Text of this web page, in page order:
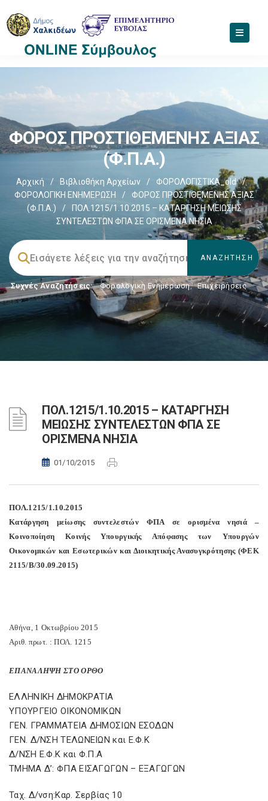
ΦΟΡΟΣ ΠΡΟΣΤΙΘΕΜΕΝΗΣ ΑΞΙΑΣ
(Φ.Π.Α.)
Αρχική / Βιβλιοθήκη Αρχείων / ΦΟΡΟΛΟΓΙΣΤΙΚΑ_old
/
ΦΟΡΟΛΟΓΙΚΗ ΕΝΗΜΕΡΩΣΗ
/
ΦΟΡΟΣ ΠΡΟΣΤΙΘΕΜΕΝΗΣ ΑΞΙΑΣ
(Φ.Π.Α.)
/
ΠΟΛ.1215/1.10.2015 – ΚΑΤΑΡΓΗΣΗ ΜΕΙΩΣΗΣ
ΣΥΝΤΕΛΕΣΤΩΝ ΦΠΑ ΣΕ ΟΡΙΣΜΕΝΑ ΝΗΣΙΑ
Συχνές Αναζητήσεις: Φορολογικη Ενημέρωση, Επιχειρήσεις
ΠΟΛ.1215/1.10.2015 – ΚΑΤΑΡΓΗΣΗ
ΜΕΙΩΣΗΣ ΣΥΝΤΕΛΕΣΤΩΝ ΦΠΑ ΣΕ
ΟΡΙΣΜΕΝΑ ΝΗΣΙΑ
01/10/2015
ΠΟΛ.1215/1.10.2015
Κατάργηση μείωσης συντελεστών ΦΠΑ σε ορισμένα νησιά –
Κοινοποίηση Κοινής Υπουργικής Απόφασης των Υπουργών
Οικονομικών και Εσωτερικών και Διοικητικής Ανασυγκρότησης (ΦΕΚ
2115/Β/30.09.2015)
Αθήνα, 1 Οκτωβρίου 2015
Αριθ. πρωτ. : ΠΟΛ. 1215
ΕΠΑΝΑΛΗΨΗ ΣΤΟ ΟΡΘΟ
ΕΛΛΗΝΙΚΗ ΔΗΜΟΚΡΑΤΙΑ
ΥΠΟΥΡΓΕΙΟ ΟΙΚΟΝΟΜΙΚΩΝ
ΓΕΝ. ΓΡΑΜΜΑΤΕΙΑ ΔΗΜΟΣΙΩΝ ΕΣΟΔΩΝ
ΓΕΝ. Δ/ΝΣΗ ΤΕΛΩΝΕΙΩΝ και Ε.Φ.Κ
Δ/ΝΣΗ Ε.Φ.Κ και Φ.Π.Α
ΤΜΗΜΑ Δ’: ΦΠΑ ΕΙΣΑΓΩΓΩΝ – ΕΞΑΓΩΓΩΝ
Ταχ. Δ/νση:Καρ. Σερβίας 10